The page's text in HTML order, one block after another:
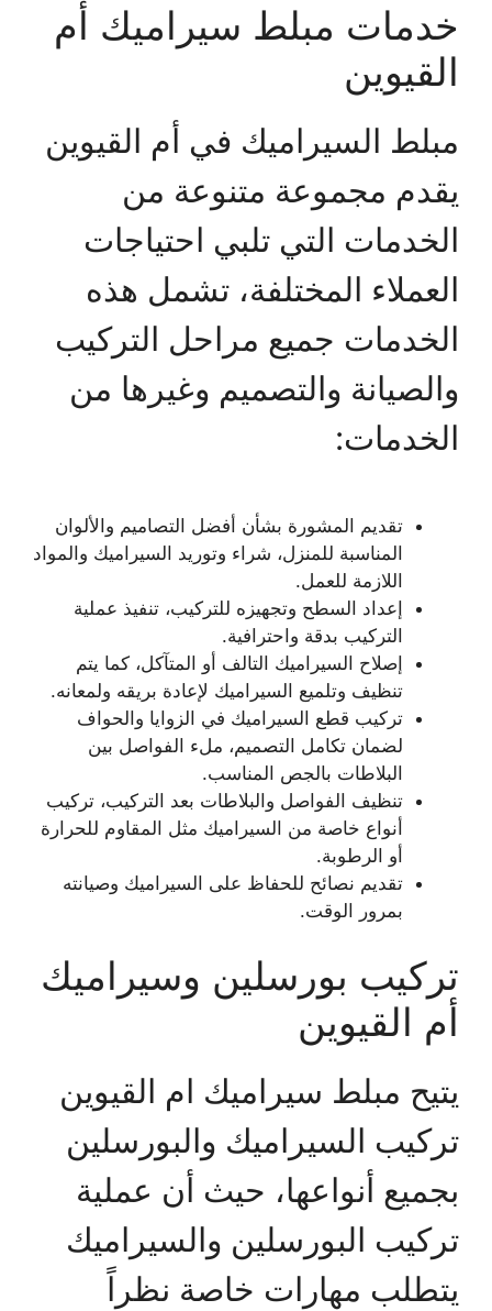
خدمات مبلط سيراميك أم
القيوين
مبلط السيراميك في أم القيوين
يقدم مجموعة متنوعة من
الخدمات التي تلبي احتياجات
العملاء المختلفة، تشمل هذه
الخدمات جميع مراحل التركيب
والصيانة والتصميم وغيرها من
الخدمات:
تقديم المشورة بشأن أفضل التصاميم والألوان
المناسبة للمنزل، شراء وتوريد السيراميك والمواد
اللازمة للعمل.
إعداد السطح وتجهيزه للتركيب، تنفيذ عملية
التركيب بدقة واحترافية.
إصلاح السيراميك التالف أو المتآكل، كما يتم
تنظيف وتلميع السيراميك لإعادة بريقه ولمعانه.
تركيب قطع السيراميك في الزوايا والحواف
لضمان تكامل التصميم، ملء الفواصل بين
البلاطات بالجص المناسب.
تنظيف الفواصل والبلاطات بعد التركيب، تركيب
أنواع خاصة من السيراميك مثل المقاوم للحرارة
أو الرطوبة.
تقديم نصائح للحفاظ على السيراميك وصيانته
بمرور الوقت.
تركيب بورسلين وسيراميك
أم القيوين
يتيح مبلط سيراميك ام القيوين
تركيب السيراميك والبورسلين
بجميع أنواعها، حيث أن عملية
تركيب البورسلين والسيراميك
يتطلب مهارات خاصة نظراً